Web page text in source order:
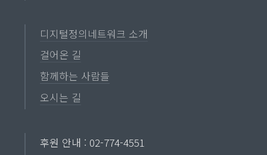
디지털정의네트워크 소개
걸어온 길
함께하는 사람들
오시는 길
후원 안내 : 02-774-4551